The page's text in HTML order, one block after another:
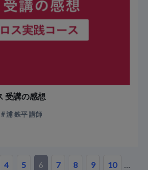
受講の感想
浦 鉄平 講師
4 5 6 7 8 9 10